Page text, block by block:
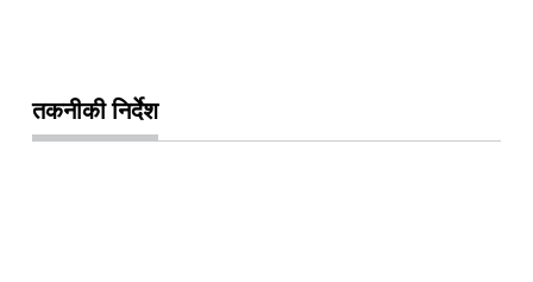
तकनीकी निर्देश